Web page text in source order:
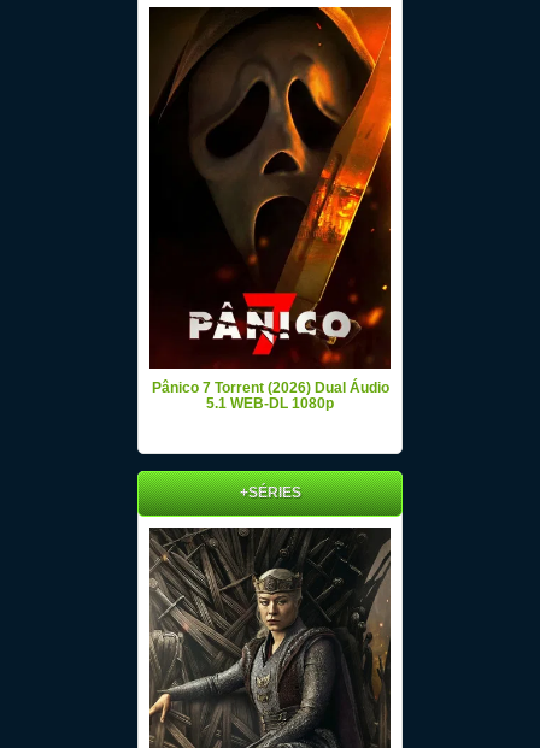
Pânico 7 Torrent (2026) Dual Áudio
5.1 WEB-DL 1080p
+SÉRIES